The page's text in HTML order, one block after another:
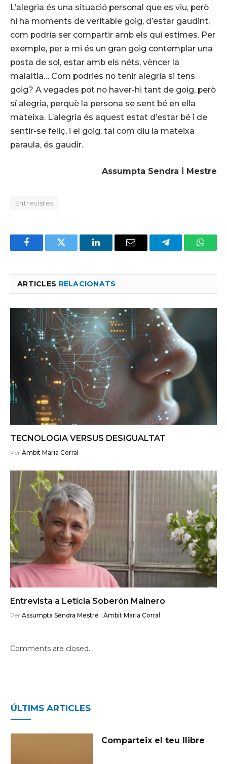
L’alegria és una situació personal que es viu, però
hi ha moments de veritable goig, d’estar gaudint,
com podria ser compartir amb els qui estimes. Per
exemple, per a mi és un gran goig contemplar una
posta de sol, estar amb els néts, vèncer la
malaltia… Com podries no tenir alegria si tens
goig? A vegades pot no haver-hi tant de goig, però
sí alegria, perquè la persona se sent bé en ella
mateixa. L’alegria és aquest estat d’estar bé i de
sentir-se feliç, i el goig, tal com diu la mateixa
paraula, és gaudir.
Assumpta Sendra i Mestre
Entrevistes
FacebookTwitter LinkedInEmail Telegram
ARTICLES RELACIONATS
TECNOLOGIA VERSUS DESIGUALTAT
Per Àmbit Maria Corral
Entrevista a Letícia Soberón Mainero
Per Assumpta Sendra Mestre i Àmbit Maria Corral
Comments are closed.
ÚLTIMS ARTICLES
Comparteix el teu llibre